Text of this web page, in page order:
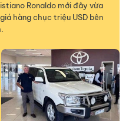
Ronaldo mới đây vừa
hàng chục triệu USD bên